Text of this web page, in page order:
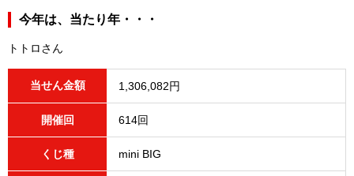
今年は、当たり年・・・
トトロさん
当せん金額 1,306,082円
開催回 614回
くじ種 mini BIG